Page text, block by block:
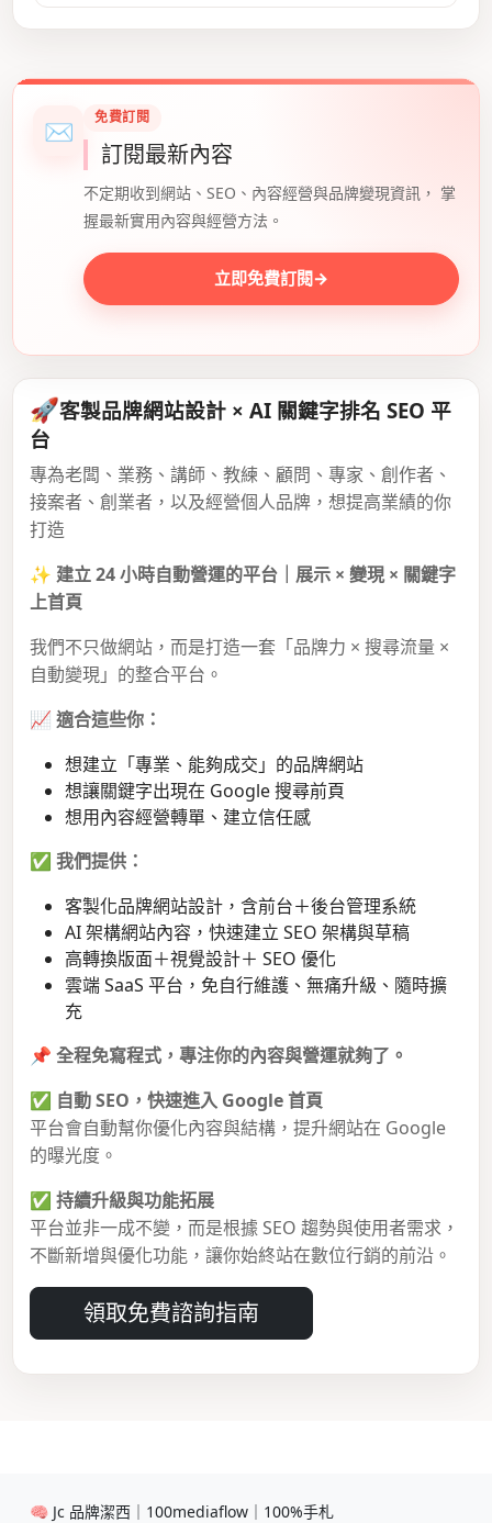
✉ 免費訂閱
訂閱最新內容
不定期收到網站、SEO、內容經營與品牌變現資訊， 掌
握最新實用內容與經營方法。
立即免費訂閱→
🚀客製品牌網站設計 × AI 關鍵字排名 SEO 平
台
專為老闆、業務、講師、教練、顧問、專家、創作者、
接案者、創業者，以及經營個人品牌，想提高業績的你
打造
✨ 建立 24 小時自動營運的平台｜展示 × 變現 × 關鍵字
上首頁
我們不只做網站，而是打造一套「品牌力 × 搜尋流量 ×
自動變現」的整合平台。
📈 適合這些你：
想建立「專業、能夠成交」的品牌網站
想讓關鍵字出現在 Google 搜尋前頁
想用內容經營轉單、建立信任感
✅ 我們提供：
客製化品牌網站設計，含前台＋後台管理系統
AI 架構網站內容，快速建立 SEO 架構與草稿
高轉換版面＋視覺設計＋ SEO 優化
雲端 SaaS 平台，免自行維護、無痛升級、隨時擴
充
📌 全程免寫程式，專注你的內容與營運就夠了。
✅ 自動 SEO，快速進入 Google 首頁
平台會自動幫你優化內容與結構，提升網站在 Google
的曝光度。
✅ 持續升級與功能拓展
平台並非一成不變，而是根據 SEO 趨勢與使用者需求，
不斷新增與優化功能，讓你始終站在數位行銷的前沿。
領取免費諮詢指南
🧠 Jc 品牌潔西｜100mediaflow｜100%手札